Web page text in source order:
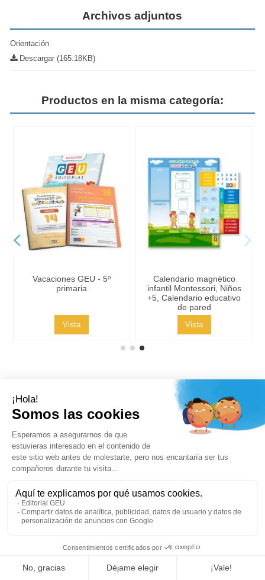
Archivos adjuntos
Orientación
Descargar (165.18KB)
Productos en la misma categoría:
Vacaciones GEU - 5º
primaria
Vista
Calendario magnético
infantil Montessori, Niños
+5, Calendario educativo
de pared
Vista
Síguenos
1996-2025, desarrollado porEditorialgeu.com©